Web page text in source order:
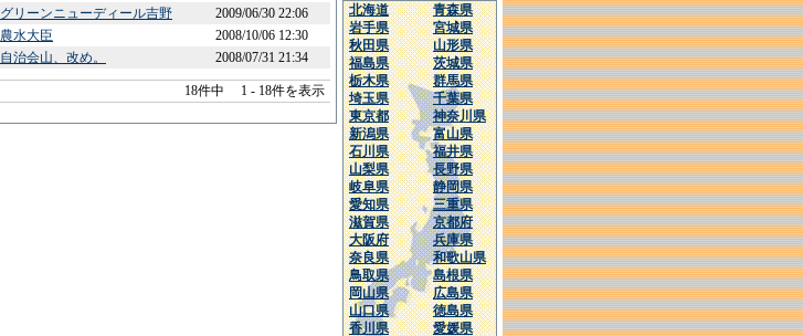
グリーンニューディール吉野
2009/06/30 22:06
農水大臣
2008/10/06 12:30
自治会山、改め。 2008/07/31 21:34
18件中 1 - 18件を表示
北海道
青森県
岩手県
宮城県
秋田県
山形県
福島県
茨城県
栃木県
群馬県
埼玉県
千葉県
東京都
神奈川県
新潟県
富山県
石川県
福井県
山梨県
長野県
岐阜県
静岡県
愛知県
三重県
滋賀県
京都府
大阪府
兵庫県
奈良県
和歌山県
鳥取県
島根県
岡山県
広島県
山口県
徳島県
香川県
愛媛県